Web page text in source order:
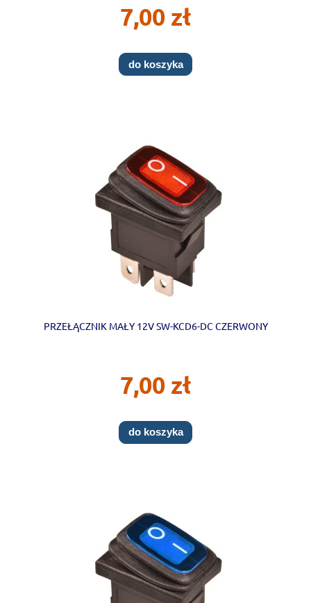
7,00 zł
do koszyka
PRZEŁĄCZNIK MAŁY 12V SW-KCD6-DC CZERWONY
7,00 zł
do koszyka